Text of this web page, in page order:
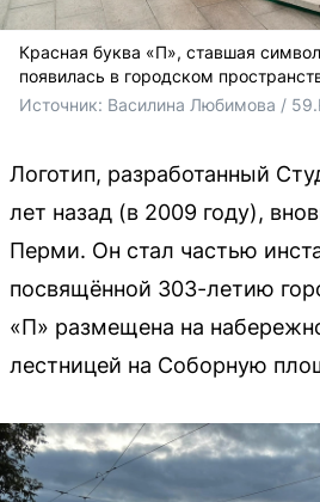
Красная буква «П», ставшая
появилась в городском
Источник: Василина Любимова /
Логотип, разработанный
лет назад (в 2009 году),
Перми. Он стал частью
посвящённой 303-летию
«П» размещена на
лестницей на Соборную